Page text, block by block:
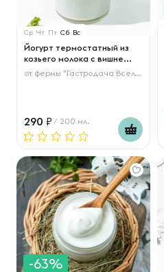
Ср Чт Пт Сб Вс
Йогурт термостатный из
козьего молока с вишне...
от фермы "Гастродача Вселуг"
290 / 200 мл.
-63%